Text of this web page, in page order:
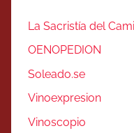
La Sacristía del
OENOPEDION
Soleado.se
Vinoexpresion
Vinoscopio